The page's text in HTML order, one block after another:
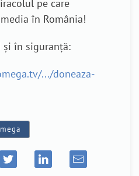
pe care
în România!
și în siguranță:
.../doneaza-